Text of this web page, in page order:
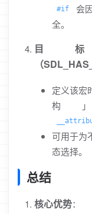
#if 会
全。
目
（
定义该宏
构
可用于为
态选择。
总结
核心优势：